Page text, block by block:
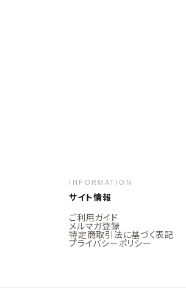
INFORMATION
サイト情報
ご利用ガイド
メルマガ登録
特定商取引法に基づく表記
プライバシーポリシー